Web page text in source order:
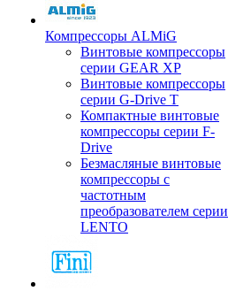
Компрессоры ALMiG
Винтовые компрессоры
серии GEAR XP
Винтовые компрессоры
серии G-Drive T
Компактные винтовые
компрессоры серии F-
Drive
Безмасляные винтовые
компрессоры с
частотным
преобразователем серии
LENTO